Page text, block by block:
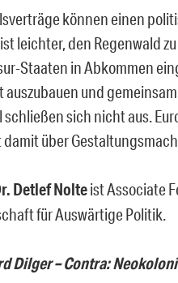
können einen
leichter, den Regenwald
Staaten in Abkommen
auszubauen und
schließen sich nicht aus.
über
Detlef Nolteist Associate
für Auswärtige Politik.
Dilger – Contra: